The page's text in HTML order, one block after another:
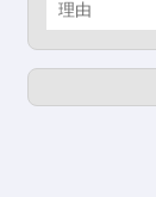
理由